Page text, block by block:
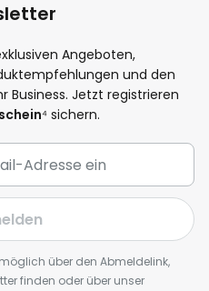
Angeboten,
und den
Business. Jetzt registrieren
⁴ sichern.
über den Abmeldelink,
finden oder über unser